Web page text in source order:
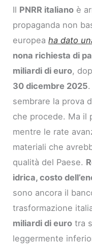
Il PNRR italiano è
propaganda non
europeaha dato
nona richiesta di
miliardi di euro,
30 dicembre 2025
sembrare la prova
che procede. Ma il
mentre le rate
materiali che
qualità del Paese.
idrica, costo
sono ancora il
trasformazione
miliardi di euro tra
leggermente